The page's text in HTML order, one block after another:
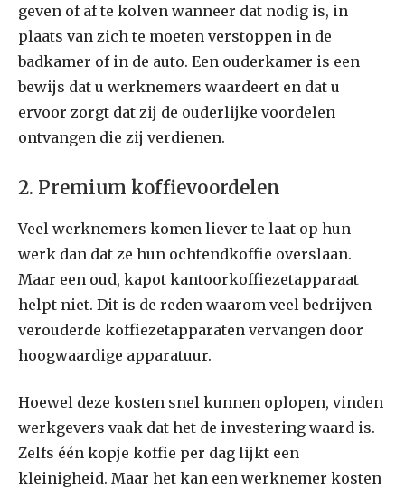
geven of af te kolven wanneer dat nodig is, in
plaats van zich te moeten verstoppen in de
badkamer of in de auto. Een ouderkamer is een
bewijs dat u werknemers waardeert en dat u
ervoor zorgt dat zij de ouderlijke voordelen
ontvangen die zij verdienen.
2. Premium koffievoordelen
Veel werknemers komen liever te laat op hun
werk dan dat ze hun ochtendkoffie overslaan.
Maar een oud, kapot kantoorkoffiezetapparaat
helpt niet. Dit is de reden waarom veel bedrijven
verouderde koffiezetapparaten vervangen door
hoogwaardige apparatuur.
Hoewel deze kosten snel kunnen oplopen, vinden
werkgevers vaak dat het de investering waard is.
Zelfs één kopje koffie per dag lijkt een
kleinigheid. Maar het kan een werknemer kosten